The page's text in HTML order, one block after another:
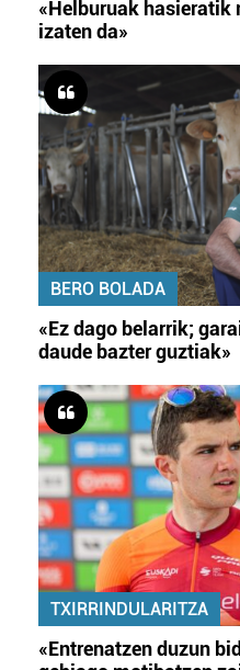
«Helburuak hasieratik
izaten da»
BERO BOLADA
«Ez dago belarrik;
daude bazter guztiak»
TXIRRINDULARITZA
«Entrenatzen duzun